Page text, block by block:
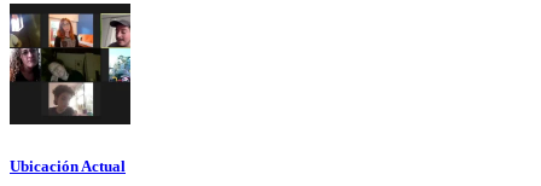
Ubicación Actual